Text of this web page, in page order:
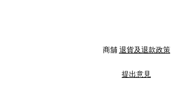
商舖 退貨及退款政策
提出意見